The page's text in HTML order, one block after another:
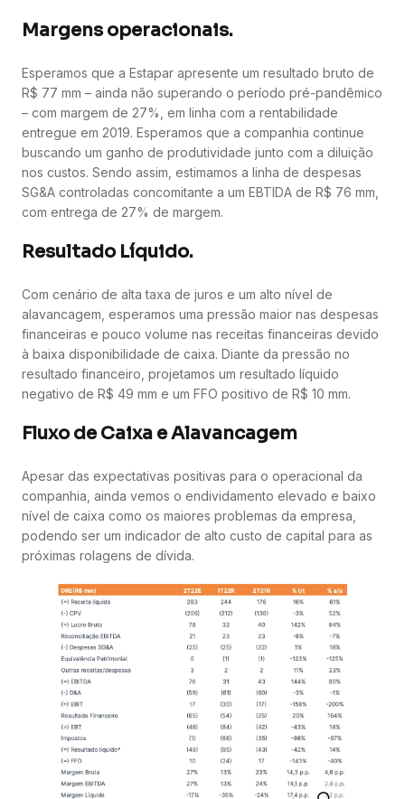
Margens operacionais.
Esperamos que a Estapar apresente um resultado bruto de
R$ 77 mm – ainda não superando o período pré-pandêmico
– com margem de 27%, em linha com a rentabilidade
entregue em 2019. Esperamos que a companhia continue
buscando um ganho de produtividade junto com a diluição
nos custos. Sendo assim, estimamos a linha de despesas
SG&A controladas concomitante a um EBTIDA de R$ 76 mm,
com entrega de 27% de margem.
Resultado Líquido.
Com cenário de alta taxa de juros e um alto nível de
alavancagem, esperamos uma pressão maior nas despesas
financeiras e pouco volume nas receitas financeiras devido
à baixa disponibilidade de caixa. Diante da pressão no
resultado financeiro, projetamos um resultado líquido
negativo de R$ 49 mm e um FFO positivo de R$ 10 mm.
Fluxo de Caixa e Alavancagem
Apesar das expectativas positivas para o operacional da
companhia, ainda vemos o endividamento elevado e baixo
nível de caixa como os maiores problemas da empresa,
podendo ser um indicador de alto custo de capital para as
próximas rolagens de dívida.